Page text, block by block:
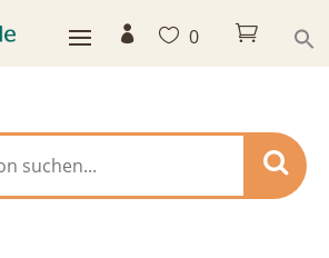
  0 